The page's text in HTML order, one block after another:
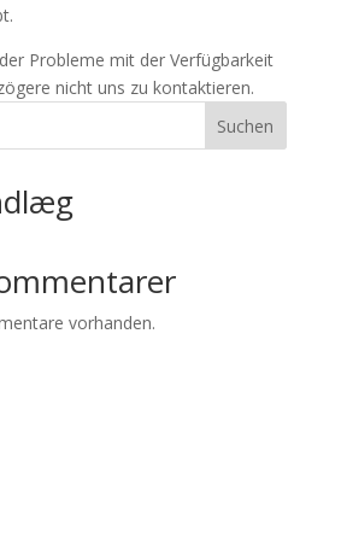
Probleme mit der Verfügbarkeit
nicht uns zu kontaktieren.
Suchen
vorhanden.